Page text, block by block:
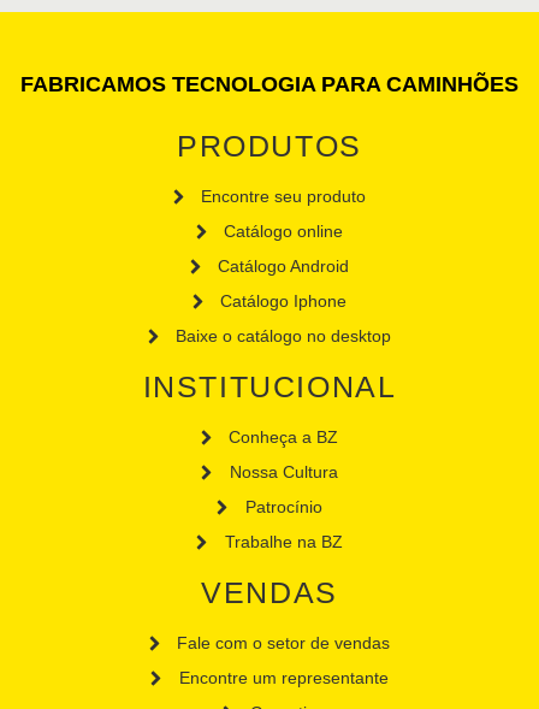
FABRICAMOS TECNOLOGIA PARA CAMINHÕES
PRODUTOS
Encontre seu produto
Catálogo online
Catálogo Android
Catálogo Iphone
Baixe o catálogo no desktop
INSTITUCIONAL
Conheça a BZ
Nossa Cultura
Patrocínio
Trabalhe na BZ
VENDAS
Fale com o setor de vendas
Encontre um representante